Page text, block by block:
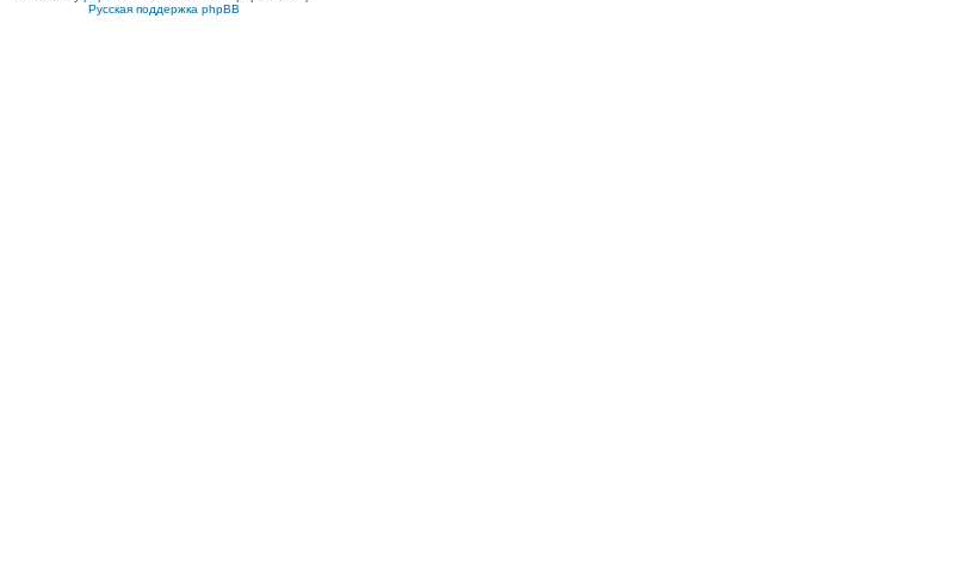
Русская поддержка phpBB